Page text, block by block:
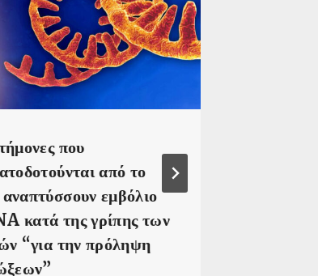
που
από το
εμβόλιο
κατά της γρίπης των
“για την πρόληψη